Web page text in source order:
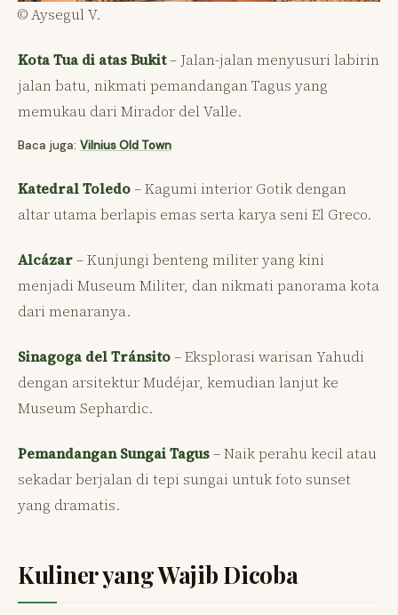
© Aysegul V.
Kota Tua di atas Bukit– Jalan-jalan menyusuri labirin
jalan batu, nikmati pemandangan Tagus yang
memukau dari Mirador del Valle.
Baca juga: Vilnius Old Town
Katedral Toledo– Kagumi interior Gotik dengan
altar utama berlapis emas serta karya seni El Greco.
Alcázar– Kunjungi benteng militer yang kini
menjadi Museum Militer, dan nikmati panorama kota
dari menaranya.
Sinagoga del Tránsito– Eksplorasi warisan Yahudi
dengan arsitektur Mudéjar, kemudian lanjut ke
Museum Sephardic.
Pemandangan Sungai Tagus– Naik perahu kecil atau
sekadar berjalan di tepi sungai untuk foto sunset
yang dramatis.
Kuliner yang Wajib Dicoba